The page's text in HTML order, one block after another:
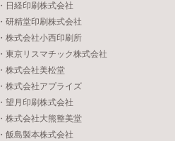
・日経印刷株式会社
・研精堂印刷株式会社
・株式会社小西印刷所
・東京リスマチック株式会社
・株式会社美松堂
・株式会社アプライズ
・望月印刷株式会社
・株式会社大熊整美堂
・飯島製本株式会社